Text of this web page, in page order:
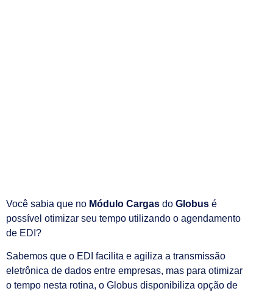
Você sabia que no Módulo Cargas do Globus é
possível otimizar seu tempo utilizando o agendamento
de EDI?
Sabemos que o EDI facilita e agiliza a transmissão
eletrônica de dados entre empresas, mas para otimizar
o tempo nesta rotina, o Globus disponibiliza opção de